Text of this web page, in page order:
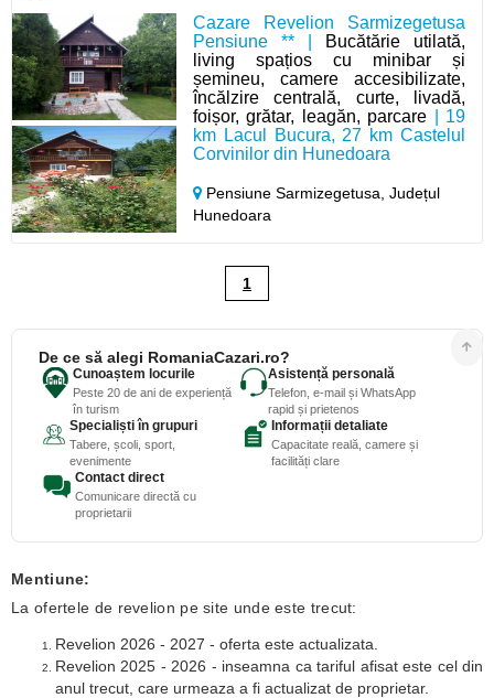
Cazare Revelion Sarmizegetusa
Pensiune ** |
Bucătărie utilată,
living spațios cu minibar și
șemineu, camere accesibilizate,
încălzire centrală, curte, livadă,
foișor, grătar, leagăn, parcare | 19
km Lacul Bucura, 27 km Castelul
Corvinilor din Hunedoara
Pensiune Sarmizegetusa,Județul
Hunedoara
1
De ce să alegi RomaniaCazari.ro?
Cunoaștem locurile
Peste 20 de ani de experiență
în turism
Asistență personală
Telefon, e-mail și WhatsApp
rapid și prietenos
Specialiști în grupuri
Tabere, școli, sport,
evenimente
Informații detaliate
Capacitate reală, camere și
facilități clare
Contact direct
Comunicare directă cu
proprietarii
Mentiune:
La ofertele de revelion pe site unde este trecut:
Revelion 2026 - 2027 - oferta este actualizata.
Revelion 2025 - 2026 - inseamna ca tariful afisat este cel din
anul trecut, care urmeaza a fi actualizat de proprietar.